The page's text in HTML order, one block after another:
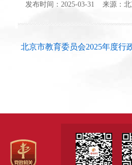
发布时间：2025-03-31 来源：北
北京市教育委员会2025年度行